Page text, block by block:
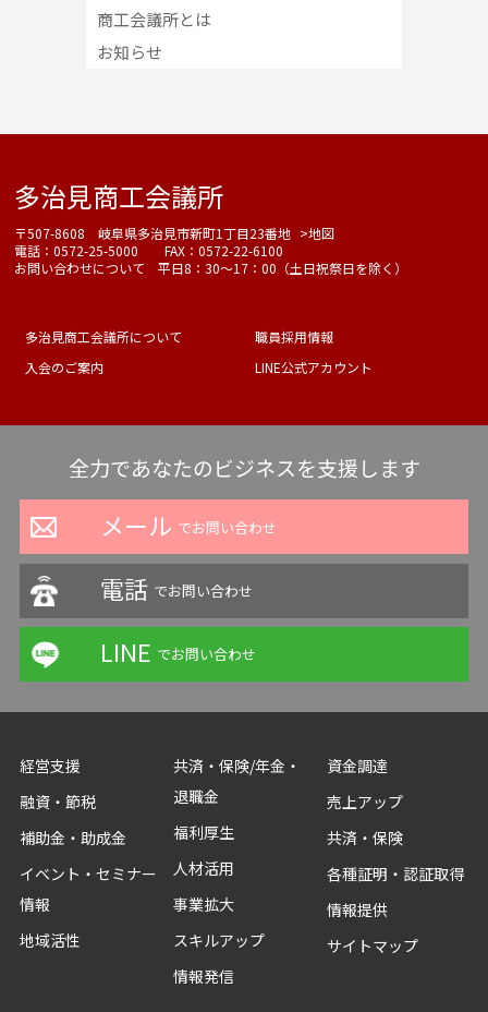
商工会議所とは
お知らせ
多治見商工会議所
〒507-8608 岐阜県多治見市新町1丁目23番地 >地図
電話：0572-25-5000 FAX：0572-22-6100
お問い合わせについて 平日8：30～17：00（土日祝祭日を除く）
多治見商工会議所について
職員採用情報
入会のご案内
LINE公式アカウント
全力であなたのビジネスを支援します
メール でお問い合わせ
電話 でお問い合わせ
LINE でお問い合わせ
経営支援
融資・節税
補助金・助成金
イベント・セミナー
情報
地域活性
共済・保険/年金・
退職金
福利厚生
人材活用
事業拡大
スキルアップ
情報発信
資金調達
売上アップ
共済・保険
各種証明・認証取得
情報提供
サイトマップ